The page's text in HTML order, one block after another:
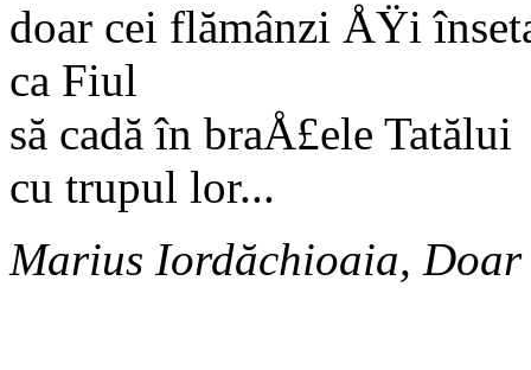
doar cei flămânzi ÅŸi
ca Fiul
să cadă în braÅ£ele Tatălui
cu trupul lor...
Marius Iordăchioaia, Doar